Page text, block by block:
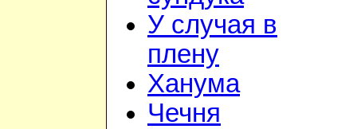
У случая в
плену
Ханума
Чечня